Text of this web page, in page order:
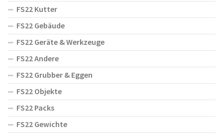
FS22 Kutter
FS22 Gebäude
FS22 Geräte & Werkzeuge
FS22 Andere
FS22 Grubber & Eggen
FS22 Objekte
FS22 Packs
FS22 Gewichte